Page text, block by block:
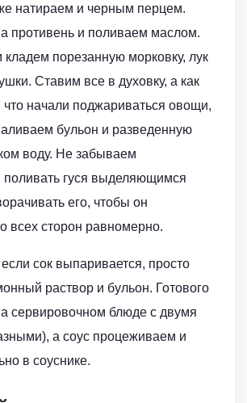
натираем и черным перцем.
противень и поливаем маслом.
кладем порезанную морковку, лук
Ставим все в духовку, а как
что начали поджариваться овощи,
бульон и разведенную
воду. Не забываем
поливать гуся выделяющимся
его, чтобы он
всех сторон равномерно.
сок выпаривается, просто
раствор и бульон. Готового
сервировочном блюде с двумя
а соус процеживаем и
в соуснике.